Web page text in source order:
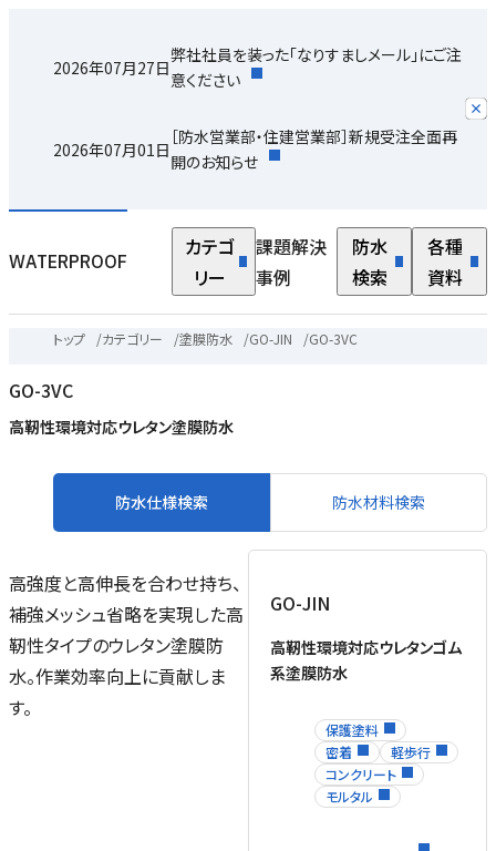
2026年07月27日
弊社社員を装った「なりすましメール」にご注
意ください
2026年07月01日
［防水営業部・住建営業部］新規受注全面再
開のお知らせ
WATERPROOF
カテゴ
リー
課題解決
事例
防水
検索
各種
資料
トップ /カテゴリー /塗膜防水 /GO-JIN /GO-3VC
GO-3VC
高靭性環境対応ウレタン塗膜防水
防水仕様検索 防水材料検索
高強度と高伸長を合わせ持ち、
補強メッシュ省略を実現した高
靭性タイプのウレタン塗膜防
水。作業効率向上に貢献しま
す。
GO-JIN
高靭性環境対応ウレタンゴム
系塗膜防水
保護塗料
密着
軽歩行
コンクリート
モルタル